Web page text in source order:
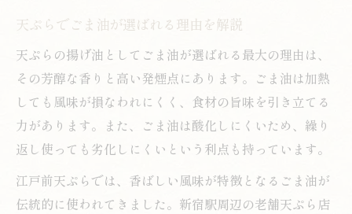
天ぷらでごま油が選ばれる理由を解説
天ぷらの揚げ油としてごま油が選ばれる最大の理由は、
その芳醇な香りと高い発煙点にあります。ごま油は加熱
しても風味が損なわれにくく、食材の旨味を引き立てる
力があります。また、ごま油は酸化しにくいため、繰り
返し使っても劣化しにくいという利点も持っています。
江戸前天ぷらでは、香ばしい風味が特徴となるごま油が
伝統的に使われてきました。新宿駅周辺の老舗天ぷら店